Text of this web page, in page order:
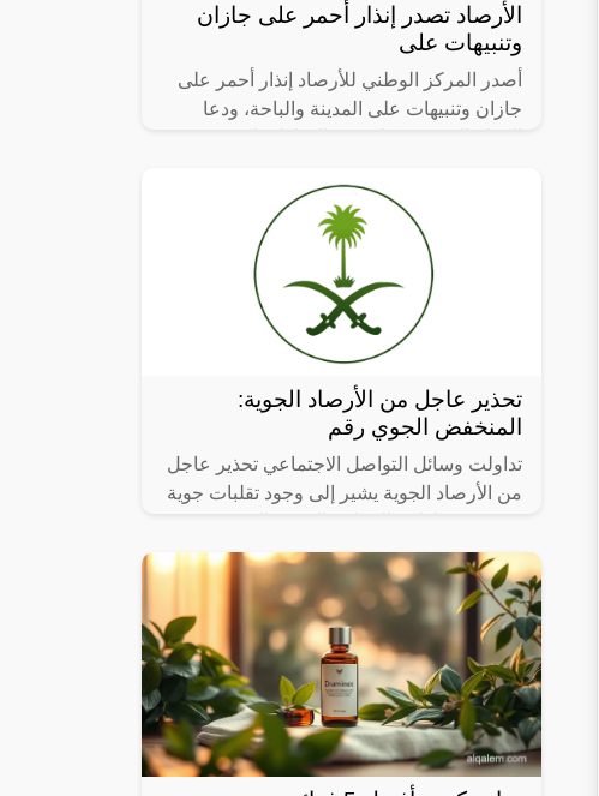
الأرصاد تصدر إنذار أحمر على جازان
وتنبيهات على
أصدر المركز الوطني للأرصاد إنذار أحمر على
جازان وتنبيهات على المدينة والباحة، ودعا
تحذير عاجل من الأرصاد الجوية:
المنخفض الجوي رقم
تداولت وسائل التواصل الاجتماعي تحذير عاجل
من الأرصاد الجوية يشير إلى وجود تقلبات جوية
طوال الساعات القليلة القادمة، حيث